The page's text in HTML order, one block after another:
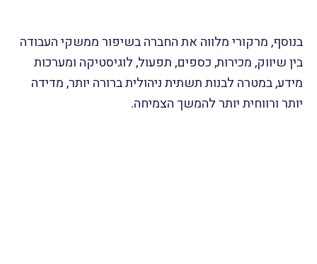
בנוסף, מרקורי מלווה את החברה בשיפור ממשקי העבודה
בין שיווק, מכירות, כספים, תפעול, לוגיסטיקה ומערכות
מידע, במטרה לבנות תשתית ניהולית ברורה יותר, מדידה
יותר ורווחית יותר להמשך הצמיחה.